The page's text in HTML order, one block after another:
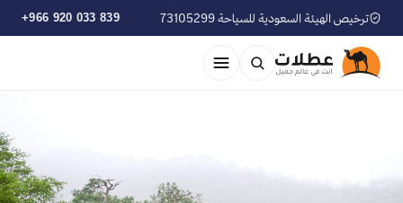
ترخيص الهيئة السعودية للسياحة 73105299 +966 920 033 839